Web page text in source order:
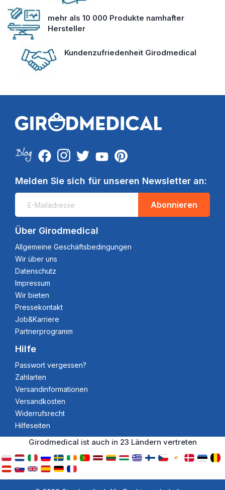
mehr als 10 000 Produkte namhafter
Hersteller
Kundenzufriedenheit Girodmedical
Melden Sie sich für unseren Newsletter an:
Abonnieren
Über Girodmedical
Allgemeine Geschäftsbedingungen
Wir über uns
Datenschutz
Impressum
Wir bieten
Pressekontakt
Job&Karriere
Partnerprogramm
Hilfe
Passwort vergessen?
Zahlarten
Versandinformationen
Versandkosten
Widerrufsrecht
Hilfeseiten
Girodmedical ist auch in 23 Ländern vertreten